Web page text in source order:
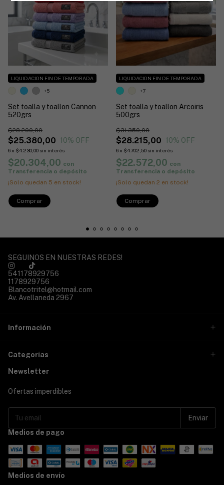
Set toalla y toallon Cannon
520grs
$25.380,00
$28.200,00
10% OFF
6 x $4.230,00 sin interés
LIQUIDACION FIN DE TEMPORADA
$20.304,00 con
Transferencia o depósito
¡Solo quedan 5 en stock!
+5
Comprar
Set toalla y toallon Arcoiris
500grs
$28.215,00
$31.350,00
10% OFF
6 x $4.702,50 sin interés
LIQUIDACION FIN DE TEMPORADA
$22.572,00 con
Transferencia o depósito
¡Solo quedan 2 en stock!
+7
Comprar
SEGUINOS EN NUESTRAS REDES!
541178929756
1178929756
Blancotritel@hotmail.com
Av. Avellaneda 2967
Información
Categorías
Newsletter
Ofertas imperdibles
Medios de pago
Medios de envío